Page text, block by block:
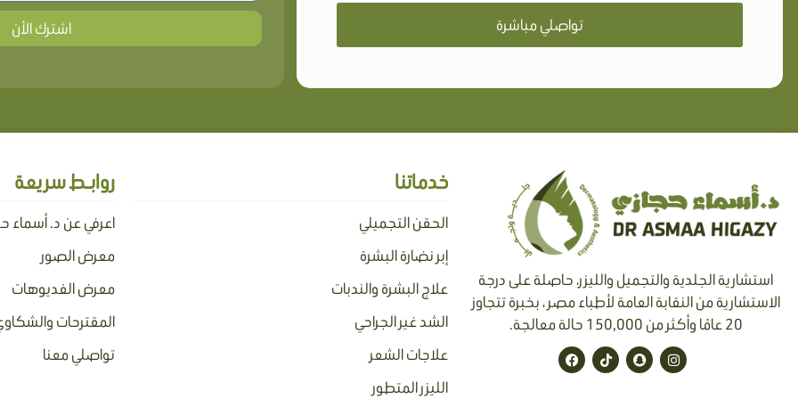
تواصلي مباشرة اشترك الأن
استشارية الجلدية والتجميل والليزر، حاصلة على درجة
الاستشارية من النقابة العامة لأطباء مصر ، بخبرة تتجاوز
20 عامًا وأكثر من 150,000 حالة معالجة.
I
n
s
S
n
a
T
i
k
F
a
c
خدماتنا
الحقن التجميلي
إبر نضارة البشرة
علاج البشرة والندبات
الشد غير الجراحي
علاجات الشعر
الليزر المتطور
روابـط سريعة
اعرفي عن د. أسماء
معرض الصور
معرض الفديوهات
المقترحات
تواصلي معنا